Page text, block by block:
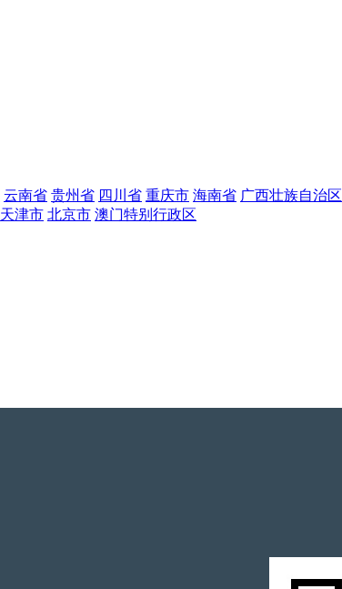
云南省 贵州省 四川省 重庆市 海南省 广西壮族自治区
天津市 北京市 澳门特别行政区